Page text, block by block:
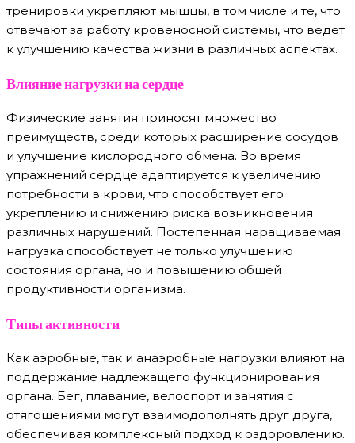
тренировки укрепляют мышцы, в том числе и те, что
отвечают за работу кровеносной системы, что ведет
к улучшению качества жизни в различных аспектах.
Влияние нагрузки на сердце
Физические занятия приносят множество
преимуществ, среди которых расширение сосудов
и улучшение кислородного обмена. Во время
упражнений сердце адаптируется к увеличению
потребности в крови, что способствует его
укреплению и снижению риска возникновения
различных нарушений. Постепенная наращиваемая
нагрузка способствует не только улучшению
состояния органа, но и повышению общей
продуктивности организма.
Типы активности
Как аэробные, так и анаэробные нагрузки влияют на
поддержание надлежащего функционирования
органа. Бег, плавание, велоспорт и занятия с
отягощениями могут взаимодополнять друг друга,
обеспечивая комплексный подход к оздоровлению.